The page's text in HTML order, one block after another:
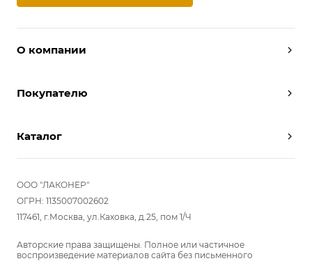
О компании
Условия работы
Отзывы
Вопрос-ответ
Покупателю
Вызвать дизайнера
Реализованные проекты
Комплектуем шкаф-купе
Каталог
Шкафы
Прихожие
Гостиные
Гардеробные
Детские
ООО "ЛАКОНЕР"
ОГРН: 1135007002602
117461, г.Москва, ул.Каховка, д.25, пом 1/Ч
Авторские права защищены. Полное или частичное
воспроизведение материалов сайта без письменного